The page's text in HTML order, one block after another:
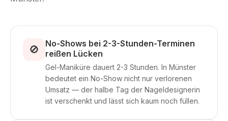
🚫
No-Shows bei 2-3-Stunden-Terminen
reißen Lücken
Gel-Maniküre dauert 2-3 Stunden. In Münster
bedeutet ein No-Show nicht nur verlorenen
Umsatz — der halbe Tag der Nageldesignerin
ist verschenkt und lässt sich kaum noch füllen.